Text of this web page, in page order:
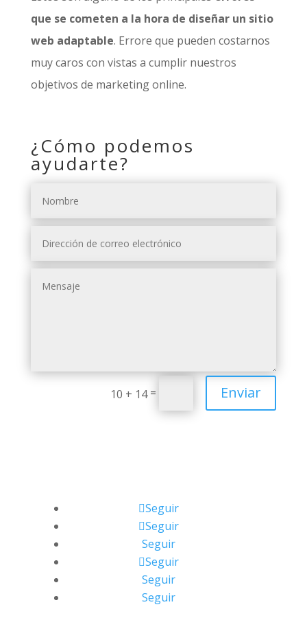
que se cometen a la hora de diseñar un sitio
web adaptable. Errore que pueden costarnos
muy caros con vistas a cumplir nuestros
objetivos de marketing online.
¿Cómo podemos
ayudarte?
10 + 14= Enviar
Seguir
Seguir
Seguir
Seguir
Seguir
Seguir